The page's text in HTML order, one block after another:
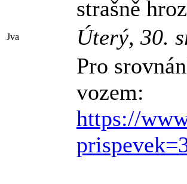
strašně
Jva Úterý, 30.
Pro
vozem:
https://